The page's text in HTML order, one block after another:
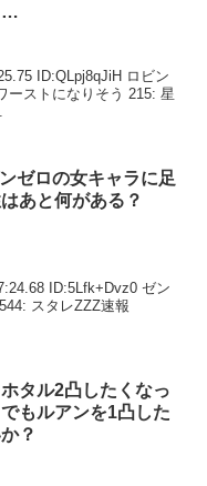
…
ID:QLpj8qJiH ロビン
ーストになりそう 215: 星
ゼロの女キャラに足
あと何がある？
ID:5Lfk+Dvz0 ゼン
スタレZZZ速報
ホタル2凸したくなっ
もルアンを1凸した
？